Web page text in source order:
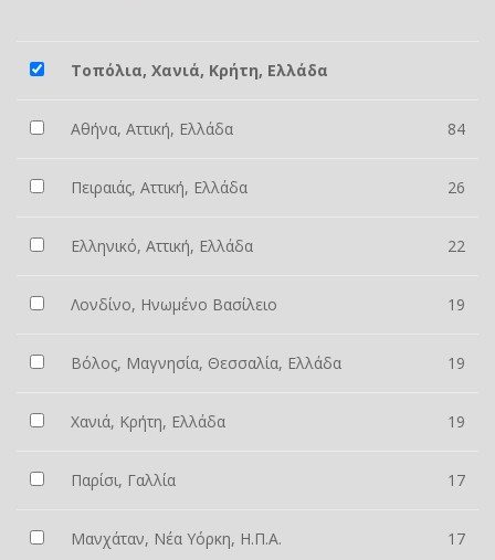
Τοπόλια, Χανιά, Κρήτη, Ελλάδα
Αθήνα, Αττική, Ελλάδα 84
Πειραιάς, Αττική, Ελλάδα 26
Ελληνικό, Αττική, Ελλάδα 22
Λονδίνο, Ηνωμένο Βασίλειο 19
Βόλος, Μαγνησία, Θεσσαλία, Ελλάδα 19
Χανιά, Κρήτη, Ελλάδα 19
Παρίσι, Γαλλία 17
Μανχάταν, Νέα Υόρκη, Η.Π.Α. 17